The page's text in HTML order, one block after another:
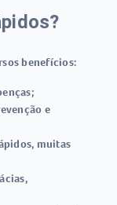
benefícios:
e
muitas